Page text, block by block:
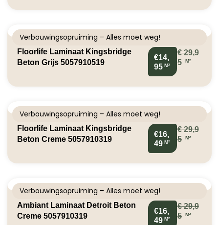
Verbouwingsopruiming – Alles moet weg!
Floorlife Laminaat Kingsbridge
Beton Grijs 5057910519
€14,
95 M²
€29,9
5
M²
Verbouwingsopruiming – Alles moet weg!
Floorlife Laminaat Kingsbridge
Beton Creme 5057910319
€16,
49 M²
€29,9
5
M²
Verbouwingsopruiming – Alles moet weg!
Ambiant Laminaat Detroit Beton
Creme 5057910319
€16,
49 M²
€29,9
5
M²